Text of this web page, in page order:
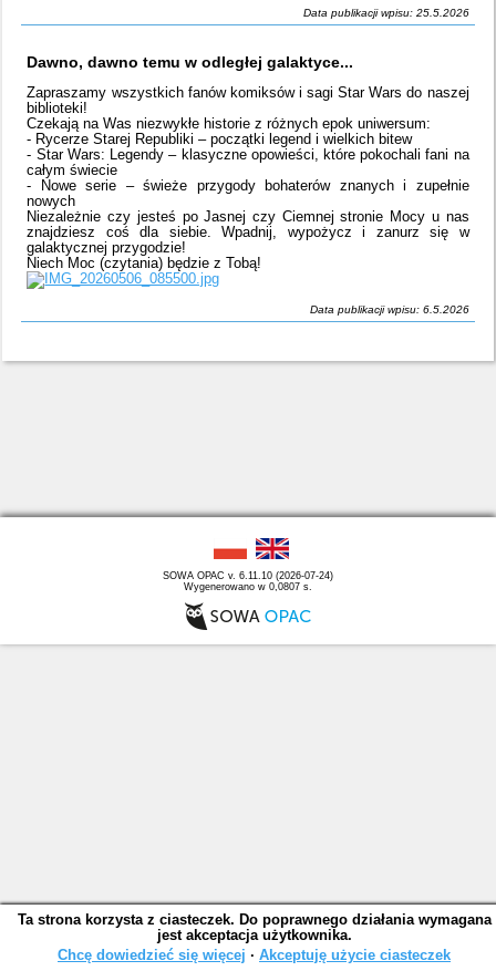
Data publikacji wpisu: 25.5.2026
Dawno, dawno temu w odległej galaktyce...
Zapraszamy wszystkich fanów komiksów i sagi Star Wars do naszej
biblioteki!
Czekają na Was niezwykłe historie z różnych epok uniwersum:
- Rycerze Starej Republiki – początki legend i wielkich bitew
- Star Wars: Legendy – klasyczne opowieści, które pokochali fani na
całym świecie
- Nowe serie – świeże przygody bohaterów znanych i zupełnie
nowych
Niezależnie czy jesteś po Jasnej czy Ciemnej stronie Mocy u nas
znajdziesz coś dla siebie. Wpadnij, wypożycz i zanurz się w
galaktycznej przygodzie!
Niech Moc (czytania) będzie z Tobą!
Data publikacji wpisu: 6.5.2026
SOWA OPAC v. 6.11.10 (2026-07-24)
Wygenerowano w 0,0807 s.
Ta strona korzysta z ciasteczek. Do poprawnego działania wymagana
jest akceptacja użytkownika.
Chcę dowiedzieć się więcej ∙ Akceptuję użycie ciasteczek